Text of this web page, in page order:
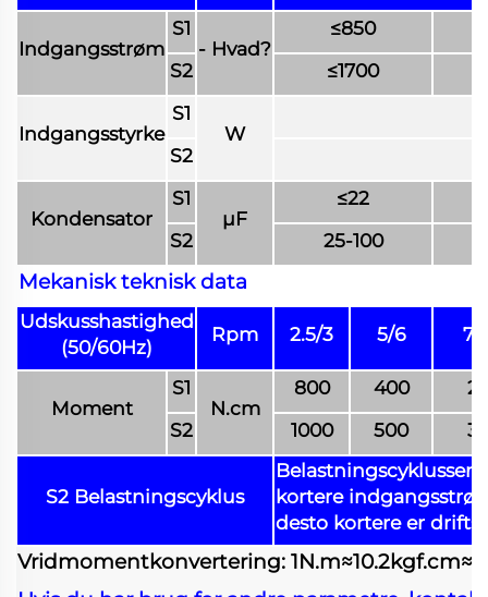
Indgangsstrøm
S1
- Hvad?
≤850
S2
≤1700
Indgangsstyrke
S1
W
S2
Kondensator
S1
μF
≤22
S2
25-100
Mekanisk teknisk data
Udskusshastighed
(50/60Hz)
Rpm 2.5/3 5/6
Moment
S1
N.cm
800 400
S2
1000 500
S2 Belastningscyklus
kortere
desto kortere er
Vridmomentkonvertering: